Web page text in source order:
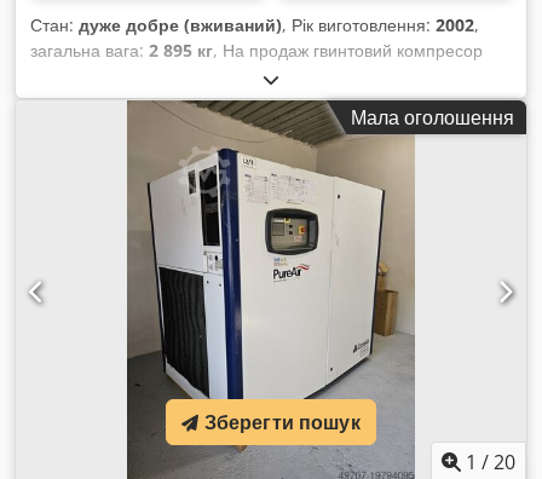
Стан: дуже добре (вживаний), Рік виготовлення: 2002,
загальна вага: 2 895 кг, На продаж гвинтовий компресор
CompAir модель L110 Технічні характеристики: Компресор:
- Модель: L110 Djdpfxsvrd Hmo Amrjkr - Рік випуску: 2002 -
Номінальна потужність: 110 кВт - Оберти: 3000 об/хв -
Максимальний робочий тиск: 7,5 бар - Напрацювання: 34
тис. годин - Вага: 2895 кг Теги: гвинтовий компресор,
осушувач повітря, промисловий компресор, продаж
компресорів, вживаний компресор, промислове
обладнання, високопродуктивний компресор, компресор
для майстерні
Мала оголошення
1 /20
Зберегти пошук